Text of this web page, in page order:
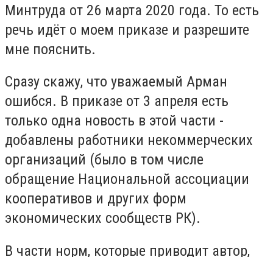
Минтруда от 26 марта 2020 года. То есть
речь идёт о моем приказе и разрешите
мне пояснить.
Сразу скажу, что уважаемый Арман
ошибся. В приказе от 3 апреля есть
только одна новость в этой части -
добавлены работники некоммерческих
организаций (было в том числе
обращение Национальной ассоциации
кооперативов и других форм
экономических сообществ РК).
В части норм, которые приводит автор,